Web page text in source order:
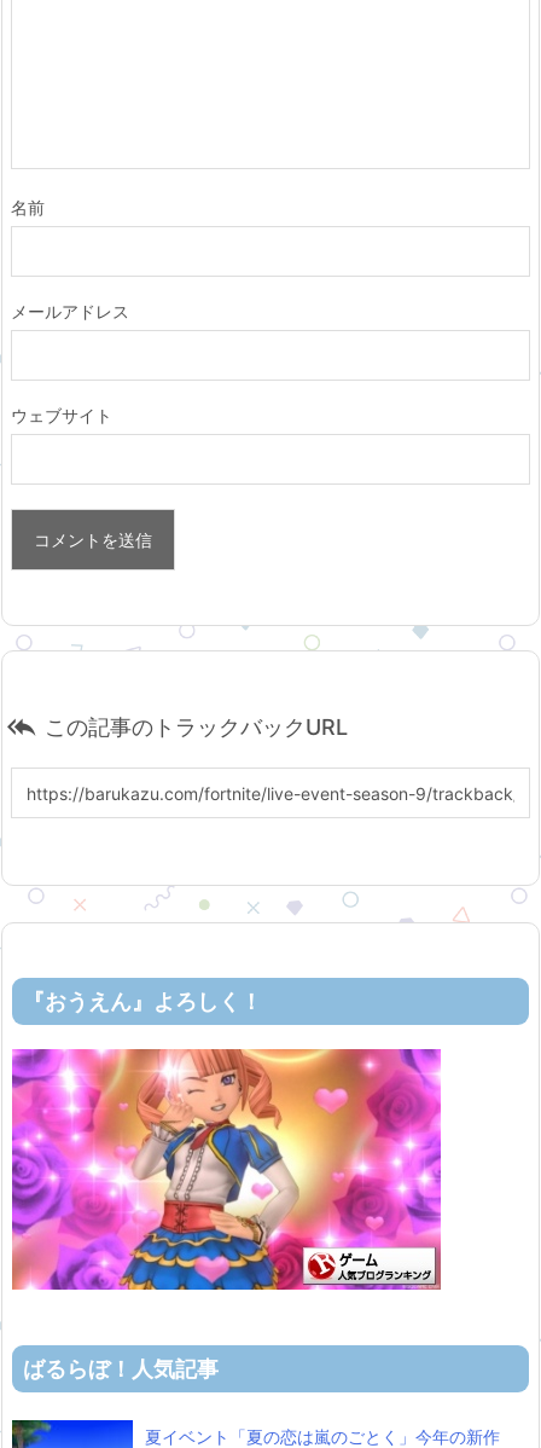
名前
メールアドレス
ウェブサイト
 この記事のトラックバックURL
『おうえん』よろしく！
ばるらぼ！人気記事
夏イベント「夏の恋は嵐のごとく」今年の新作